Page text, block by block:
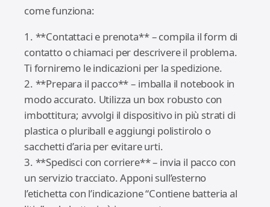
come funziona:
1. **Contattaci e prenota** – compila il form di
contatto o chiamaci per descrivere il problema.
Ti forniremo le indicazioni per la spedizione.
2. **Prepara il pacco** – imballa il notebook in
modo accurato. Utilizza un box robusto con
imbottitura; avvolgi il dispositivo in più strati di
plastica o pluriball e aggiungi polistirolo o
sacchetti d’aria per evitare urti.
3. **Spedisci con corriere** – invia il pacco con
un servizio tracciato. Apponi sull’esterno
l’etichetta con l’indicazione “Contiene batteria al